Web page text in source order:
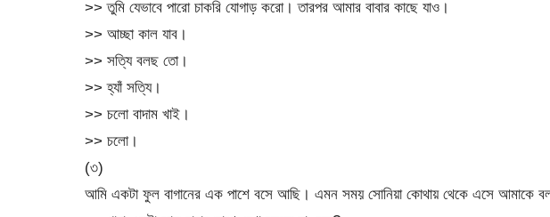
>> তুমি যেভাবে পারো চাকরি যোগাড় করো। তারপর আমার বাবার কাছে যাও।
>> আচ্ছা কাল যাব।
>> সত্যি বলছ তো।
>> হ্যাঁ সত্যি।
>> চলো বাদাম খাই।
>> চলো।
(৩)
আমি একটা ফুল বাগানের এক পাশে বসে আছি। এমন সময় সোনিয়া কোথায় থেকে এসে আমাকে